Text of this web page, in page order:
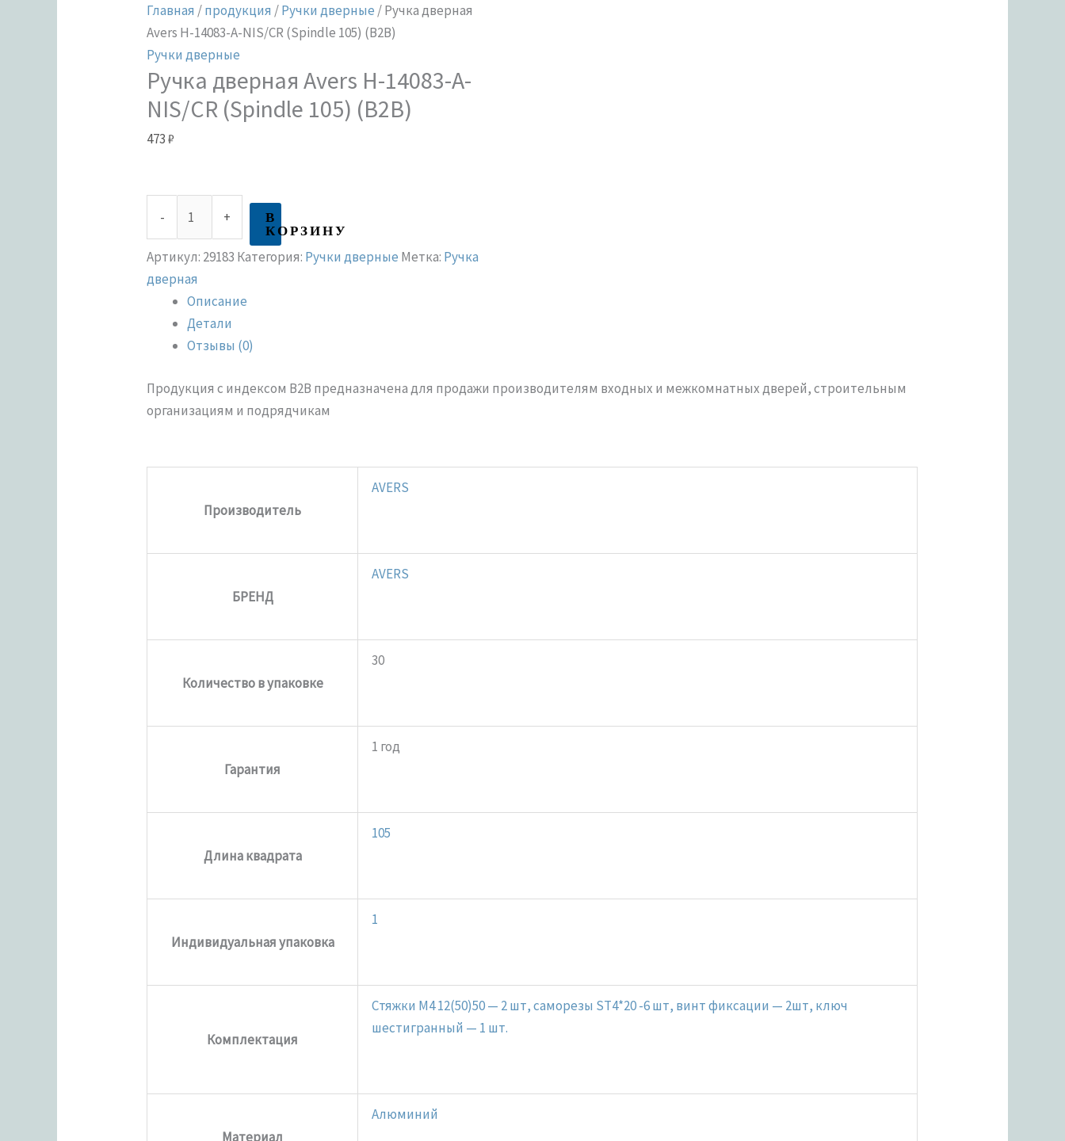
Главная /продукция /Ручки дверные / Ручка дверная
Avers H-14083-A-NIS/CR (Spindle 105) (B2B)
Ручки дверные
Ручка дверная Avers H-14083-A-
NIS/CR (Spindle 105) (B2B)
473₽
- + В
КОРЗИНУ
Артикул: 29183 Категория: Ручки дверные Метка: Ручка
дверная
Описание
Детали
Отзывы (0)
Продукция с индексом В2В предназначена для продажи производителям входных и межкомнатных дверей, строительным
организациям и подрядчикам
Производитель
AVERS
БРЕНД
AVERS
Количество в упаковке
30
Гарантия
1 год
Длина квадрата
105
Индивидуальная упаковка
1
Комплектация
Стяжки M4 12(50)50 — 2 шт, саморезы SТ4*20 -6 шт, винт фиксации — 2шт, ключ
шестигранный — 1 шт.
Материал
Алюминий